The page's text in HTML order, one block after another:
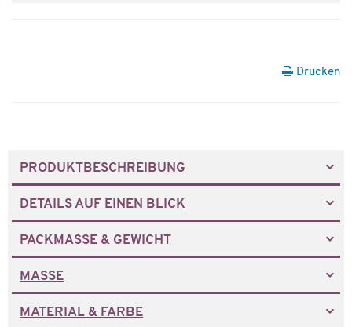
Drucken
PRODUKTBESCHREIBUNG
DETAILS AUF EINEN BLICK
PACKMASSE & GEWICHT
MASSE
MATERIAL & FARBE